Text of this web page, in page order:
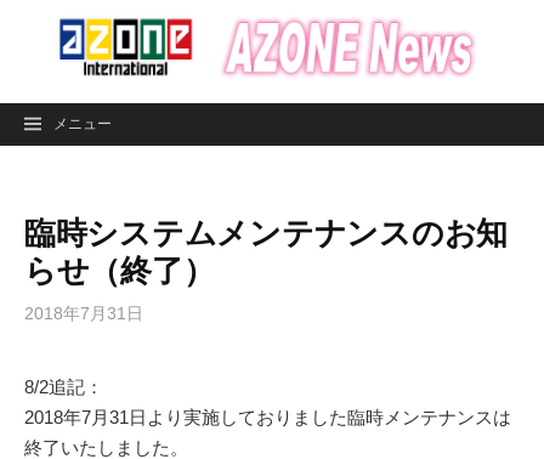
ン
メニュー
臨時システムメンテナンスのお知
らせ（終了）
2018年7月31日
8/2追記：
2018年7月31日より実施しておりました臨時メンテナンスは
終了いたしました。